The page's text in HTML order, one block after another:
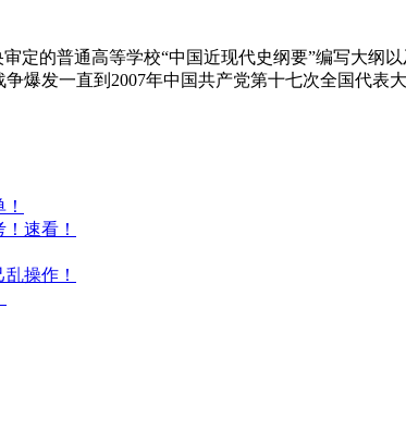
定的普通高等学校“中国近现代史纲要”编写大纲
爆发一直到2007年中国共产党第十七次全国代表
速看！
操作！